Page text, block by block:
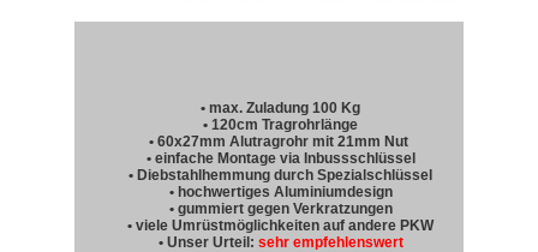
• max. Zuladung 100 Kg
• 120cm Tragrohrlänge
• 60x27mm Alutragrohr mit 21mm Nut
• einfache Montage via Inbussschlüssel
• Diebstahlhemmung durch Spezialschlüssel
• hochwertiges Aluminiumdesign
• gummiert gegen Verkratzungen
• viele Umrüstmöglichkeiten auf andere PKW
• Unser Urteil: sehr empfehlenswert